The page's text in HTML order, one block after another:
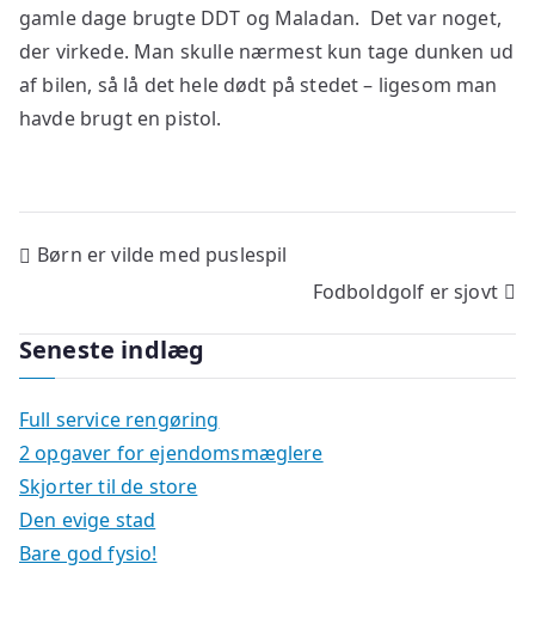
gamle dage brugte DDT og Maladan. Det var noget,
der virkede. Man skulle nærmest kun tage dunken ud
af bilen, så lå det hele dødt på stedet – ligesom man
havde brugt en pistol.
Indlægsnavigation
Børn er vilde med puslespil
Fodboldgolf er sjovt
Seneste indlæg
Full service rengøring
2 opgaver for ejendomsmæglere
Skjorter til de store
Den evige stad
Bare god fysio!